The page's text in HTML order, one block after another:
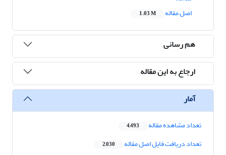
اصل مقاله
1.03 M
هم رسانی
ارجاع به این مقاله
آمار
تعداد مشاهده مقاله 4,493
تعداد دریافت فایل اصل مقاله 2,030